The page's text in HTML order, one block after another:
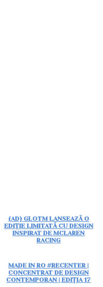
(AD) GLOTM LANSEAZĂ O
EDIȚIE LIMITATĂ CU DESIGN
INSPIRAT DE MCLAREN
RACING
MADE IN RO #RECENTER |
CONCENTRAT DE DESIGN
CONTEMPORAN | EDIȚIA 17